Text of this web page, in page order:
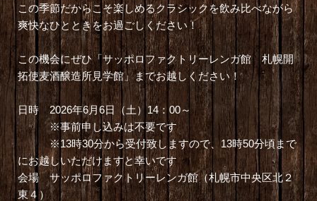
この季節だからこそ楽しめるクラシックを飲み比べながら
爽快なひとときをお過ごしください！
この機会にぜひ「サッポロファクトリーレンガ館 札幌開
拓使麦酒醸造所見学館」までお越しください！
日時 2026年6月6日（土）14：00～
※事前申し込みは不要です
※13時30分から受付致しますので、13時50分頃まで
にお越しいただけますと幸いです
会場 サッポロファクトリーレンガ館（札幌市中央区北２
東４）